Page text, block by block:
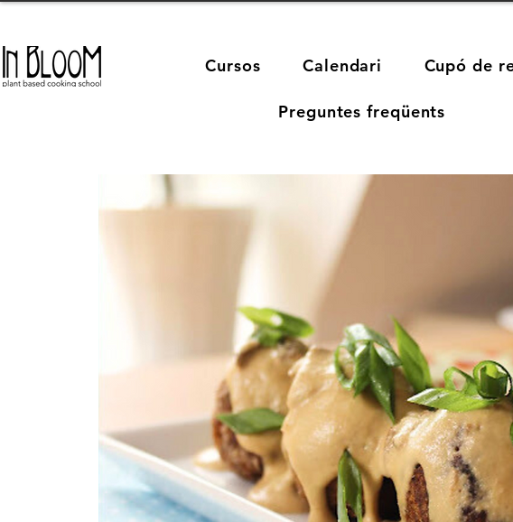
Cursos Calendari Cupó de
Preguntes freqüents